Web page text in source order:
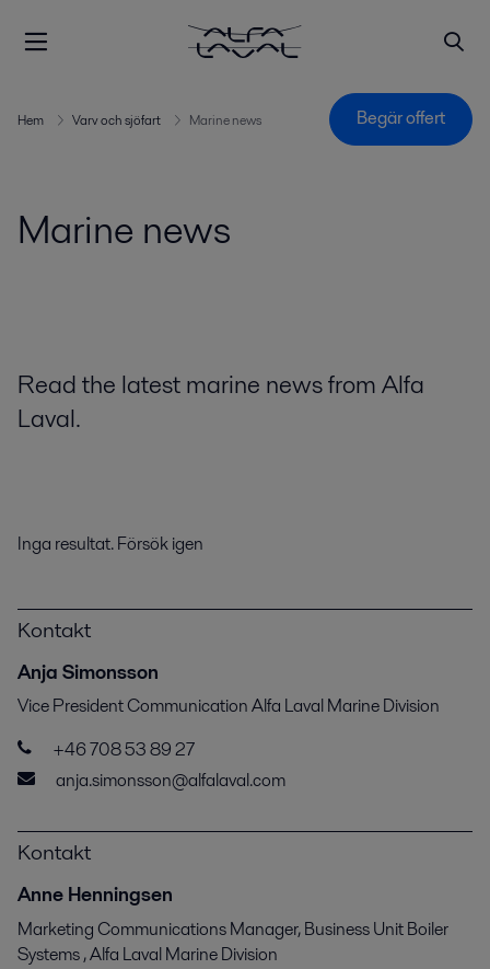
Hem Varv och sjöfart Marine news Begär offert
Marine news
Read the latest marine news from Alfa
Laval.
Inga resultat. Försök igen
Kontakt
Anja Simonsson
Vice President Communication Alfa Laval Marine Division
+46 708 53 89 27
anja.simonsson@alfalaval.com
Kontakt
Anne Henningsen
Marketing Communications Manager, Business Unit Boiler
Systems , Alfa Laval Marine Division